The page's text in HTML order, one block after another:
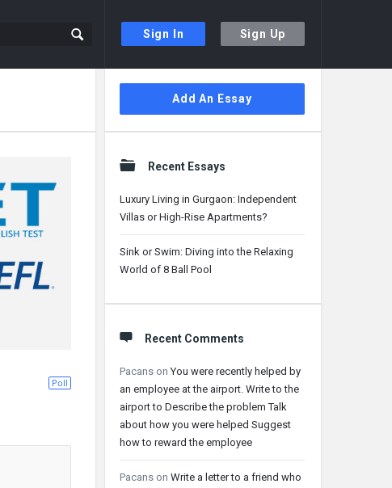
Sign In Sign Up
Poll
Sidebar
Add An Essay
Recent Essays
Luxury Living in Gurgaon: Independent
Villas or High-Rise Apartments?
Sink or Swim: Diving into the Relaxing
World of 8 Ball Pool
Recent Comments
Pacans onYou were recently helped by
an employee at the airport. Write to the
airport to Describe the problem Talk
about how you were helped Suggest
how to reward the employee
Pacans on Write a letter to a friend who